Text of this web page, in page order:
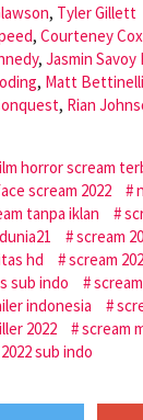
, Tyler Gillett
, Courteney Cox
, Jasmin Savoy
, Matt
, Rian
horror scream
scream 2022
tanpa iklan
scream
hd scream
sub indo
indonesia
2022
scream
sub indo